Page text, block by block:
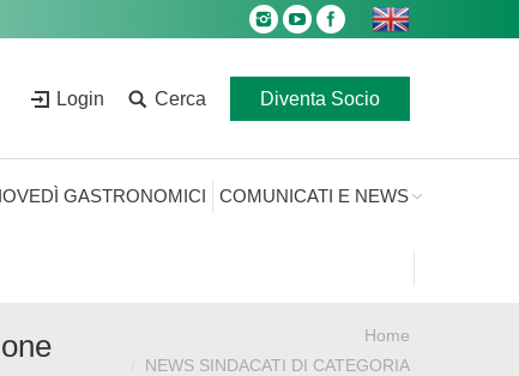
Login Cerca Diventa Socio
GASTRONOMICI COMUNICATI E NEWS
Home
NEWS SINDACATI DI CATEGORIA